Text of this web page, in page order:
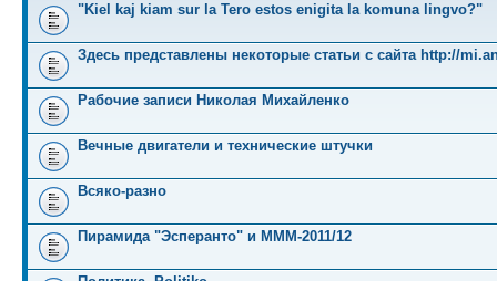
"Kiel kaj kiam sur la Tero estos enigita la komuna lingvo?"
Здесь представлены некоторые статьи с сайта http://
Рабочие записи Николая Михайленко
Вечные двигатели и технические штучки
Всяко-разно
Пирамида "Эсперанто" и MMM-2011/12